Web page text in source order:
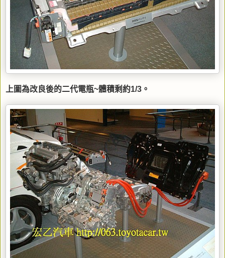
上圖為改良後的二代電瓶~體積剩約1/3。